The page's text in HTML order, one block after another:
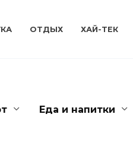
ОТДЫХ ХАЙ-ТЕК
Еда и напитки